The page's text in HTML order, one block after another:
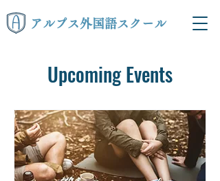
アルプス外国語スクール
Upcoming Events